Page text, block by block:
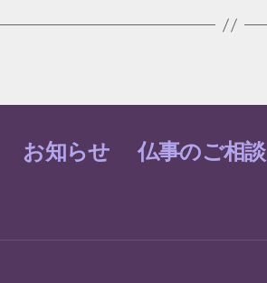
お知らせ 仏事のご相談